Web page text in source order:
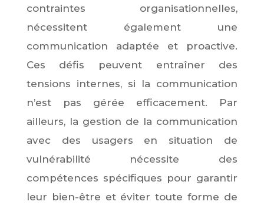
contraintes organisationnelles,
nécessitent également une
communication adaptée et proactive.
Ces défis peuvent entraîner des
tensions internes, si la communication
n’est pas gérée efficacement. Par
ailleurs, la gestion de la communication
avec des usagers en situation de
vulnérabilité nécessite des
compétences spécifiques pour garantir
leur bien-être et éviter toute forme de